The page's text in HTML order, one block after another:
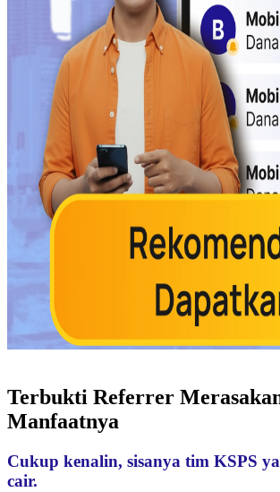
Terbukti Referrer
Manfaatnya
Cukup kenalin, sisanya tim KSPS
cair.